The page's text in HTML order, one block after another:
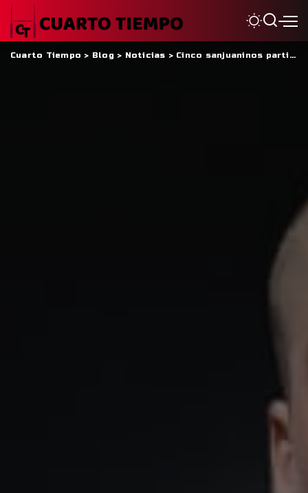
Cuarto Tiempo > Blog> Noticias > Cinco sanjuaninos participarán del Trial M19 en Córdoba